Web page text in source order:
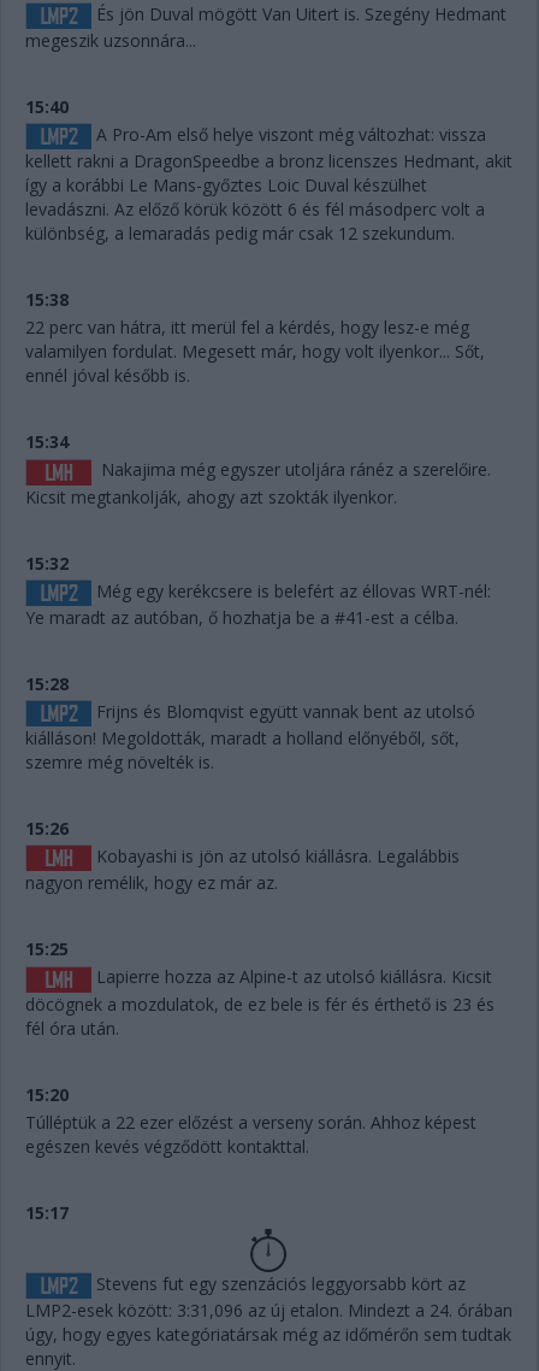
És jön Duval mögött Van Uitert is. Szegény Hedmant
megeszik uzsonnára...
15:40
A Pro-Am első helye viszont még változhat: vissza
kellett rakni a DragonSpeedbe a bronz licenszes Hedmant, akit
így a korábbi Le Mans-győztes Loic Duval készülhet
levadászni. Az előző körük között 6 és fél másodperc volt a
különbség, a lemaradás pedig már csak 12 szekundum.
15:38
22 perc van hátra, itt merül fel a kérdés, hogy lesz-e még
valamilyen fordulat. Megesett már, hogy volt ilyenkor... Sőt,
ennél jóval később is.
15:34
Nakajima még egyszer utoljára ránéz a szerelőire.
Kicsit megtankolják, ahogy azt szokták ilyenkor.
15:32
Még egy kerékcsere is belefért az éllovas WRT-nél:
Ye maradt az autóban, ő hozhatja be a #41-est a célba.
15:28
Frijns és Blomqvist együtt vannak bent az utolsó
kiálláson! Megoldották, maradt a holland előnyéből, sőt,
szemre még növelték is.
15:26
Kobayashi is jön az utolsó kiállásra. Legalábbis
nagyon remélik, hogy ez már az.
15:25
Lapierre hozza az Alpine-t az utolsó kiállásra. Kicsit
döcögnek a mozdulatok, de ez bele is fér és érthető is 23 és
fél óra után.
15:20
Túlléptük a 22 ezer előzést a verseny során. Ahhoz képest
egészen kevés végződött kontakttal.
15:17
Stevens fut egy szenzációs leggyorsabb kört az
LMP2-esek között: 3:31,096 az új etalon. Mindezt a 24. órában
úgy, hogy egyes kategóriatársak még az időmérőn sem tudtak
ennyit.